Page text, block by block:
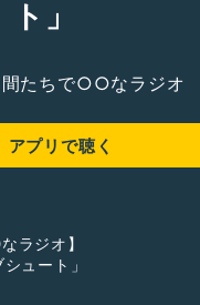
ト」
間たちで○○なラジオ
アプリで聴く
ラジオ】
ュート」